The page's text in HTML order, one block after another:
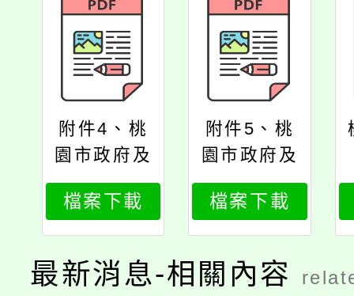
注意事項
注意事項
附件4、桃
園市政府及
所屬各機關
學校員工職
場霸凌防治
與申訴作業
注意事項第
檔案下載
附件5、桃
園市政府及
所屬各機關
學校員工職
場霸凌防治
與申訴作業
注意事項部
檔案下載
最新消息-相關內容